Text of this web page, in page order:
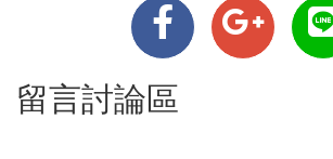
留言討論區